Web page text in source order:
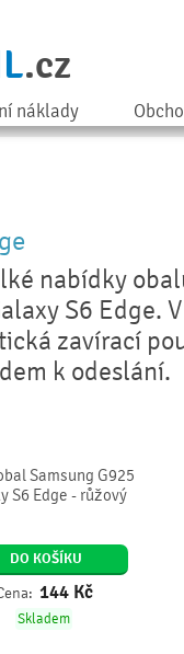
.cz
náklady
nabídky
S6 Edge.
zavírací
k odeslání.
Samsung G925
S6 Edge - růžový
DO KOŠÍKU
144 Kč
Skladem